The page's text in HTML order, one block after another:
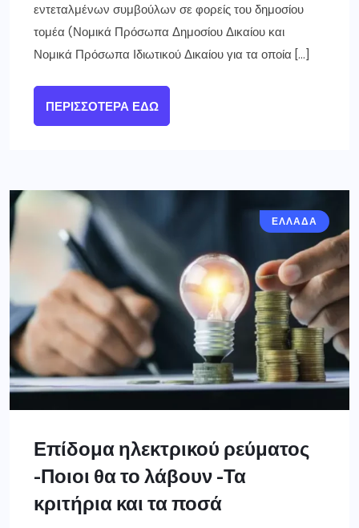
εντεταλμένων συμβούλων σε φορείς του δημοσίου
τομέα (Νομικά Πρόσωπα Δημοσίου Δικαίου και
Νομικά Πρόσωπα Ιδιωτικού Δικαίου για τα οποία […]
ΠΕΡΙΣΣΌΤΕΡΑ ΕΔΏ
ΕΛΛΑΔΑ
Επίδομα ηλεκτρικού ρεύματος
-Ποιοι θα το λάβουν -Τα
κριτήρια και τα ποσά